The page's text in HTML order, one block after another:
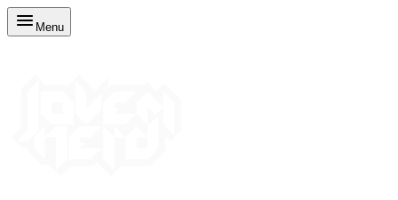
Menu